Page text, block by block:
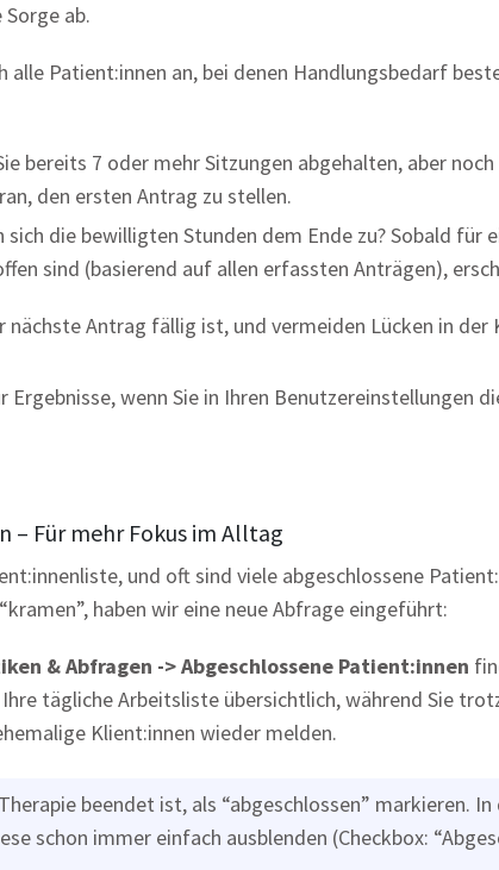
ab.
alle Patient:innen an, bei denen Handlungsbedarf
bereits 7 oder mehr Sitzungen abgehalten, aber
den ersten Antrag zu stellen.
sich die bewilligten Stunden dem Ende zu? Sobald für
sind (basierend auf allen erfassten Anträgen),
nächste Antrag fällig ist, und vermeiden Lücken in der
Ergebnisse, wenn Sie in Ihren Benutzereinstellungen
– Für mehr Fokus im Alltag
und oft sind viele abgeschlossene
haben wir eine neue Abfrage eingeführt:
& Abfragen -> Abgeschlossene Patient:innen
tägliche Arbeitsliste übersichtlich, während Sie
Klient:innen wieder melden.
beendet ist, als “abgeschlossen” markieren.
schon immer einfach ausblenden (Checkbox: